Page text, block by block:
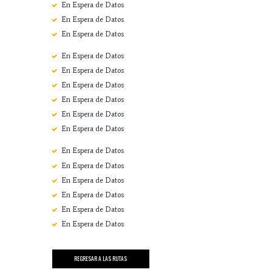
En Espera de Datos
En Espera de Datos
En Espera de Datos
En Espera de Datos
En Espera de Datos
En Espera de Datos
En Espera de Datos
En Espera de Datos
En Espera de Datos
En Espera de Datos
En Espera de Datos
En Espera de Datos
En Espera de Datos
En Espera de Datos
En Espera de Datos
REGRESAR A LAS RUTAS